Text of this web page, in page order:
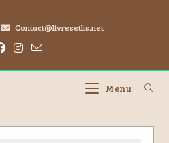
Contact@livresetlis.net
Menu